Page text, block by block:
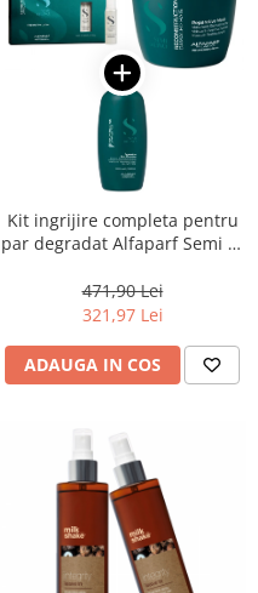
Kit ingrijire completa pentru
par degradat Alfaparf Semi di
Reparative, Salon Size
471,90 Lei
321,97 Lei
ADAUGA IN COS